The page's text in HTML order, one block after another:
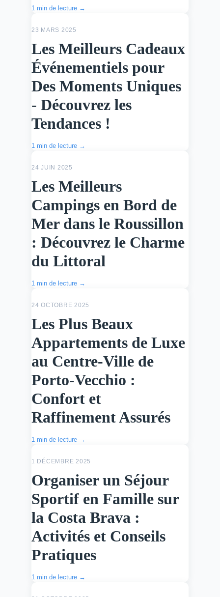
1 min de lecture →
23 MARS 2025
Les Meilleurs Cadeaux
Événementiels pour
Des Moments Uniques
- Découvrez les
Tendances !
1 min de lecture →
24 JUIN 2025
Les Meilleurs
Campings en Bord de
Mer dans le Roussillon
: Découvrez le Charme
du Littoral
1 min de lecture →
24 OCTOBRE 2025
Les Plus Beaux
Appartements de Luxe
au Centre-Ville de
Porto-Vecchio :
Confort et
Raffinement Assurés
1 min de lecture →
ACTU
1 DÉCEMBRE 2025
Organiser un Séjour
Sportif en Famille sur
la Costa Brava :
Activités et Conseils
Pratiques
1 min de lecture →